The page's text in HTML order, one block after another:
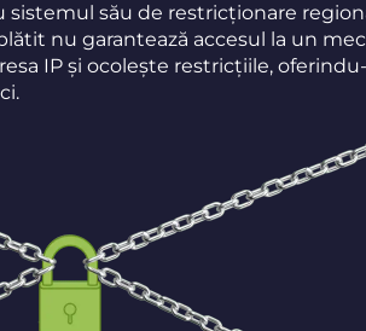
său de restricționare
nu garantează accesul la un
IP și ocolește restricțiile,